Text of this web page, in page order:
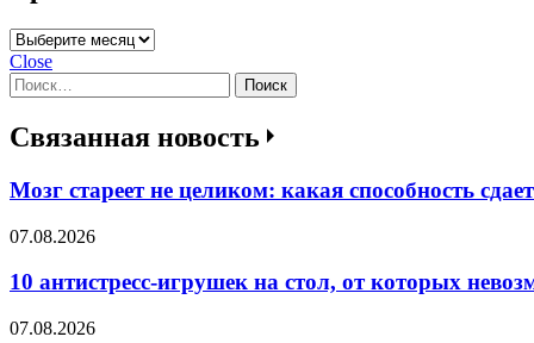
Архивы
Close
Найти:
Связанная новость
Мозг стареет не целиком: какая способность
07.08.2026
10 антистресс-игрушек на стол, от которых
07.08.2026